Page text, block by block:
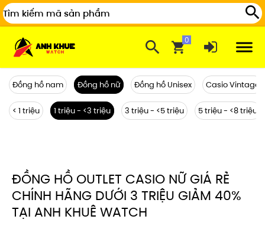
Đồng hồ nam Đồng hồ nữ Đồng hồ Unisex Casio Vintage
< 1 triệu 1 triệu - <3 triệu 3 triệu - <5 triệu 5 triệu - <8 triệu
ĐỒNG HỒ OUTLET CASIO NỮ GIÁ RẺ
CHÍNH HÃNG DƯỚI 3 TRIỆU GIẢM 40%
TẠI ANH KHUÊ WATCH